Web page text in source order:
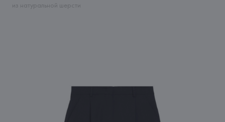
из натуральной шерсти